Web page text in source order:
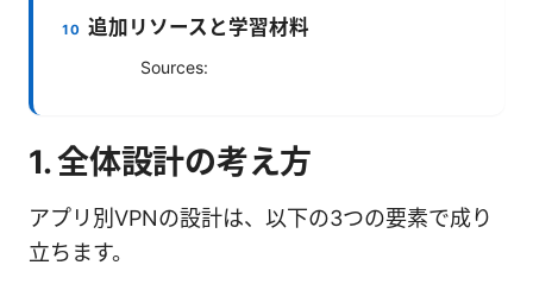
追加リソースと学習材料
Sources:
1. 全体設計の考え方
アプリ別VPNの設計は、以下の3つの要素で成り
立ちます。